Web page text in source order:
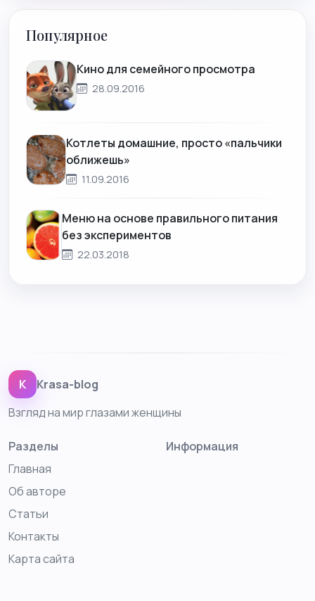
Популярное
Кино для семейного просмотра
28.09.2016
Котлеты домашние, просто «пальчики
оближешь»
11.09.2016
Меню на основе правильного питания
без экспериментов
22.03.2018
K
Krasa-blog
Взгляд на мир глазами женщины
Разделы
Главная
Об авторе
Статьи
Контакты
Карта сайта
Информация